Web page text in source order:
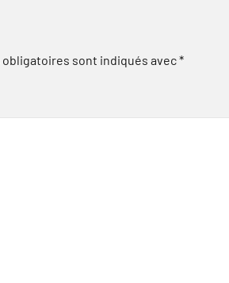
obligatoires sont indiqués avec*